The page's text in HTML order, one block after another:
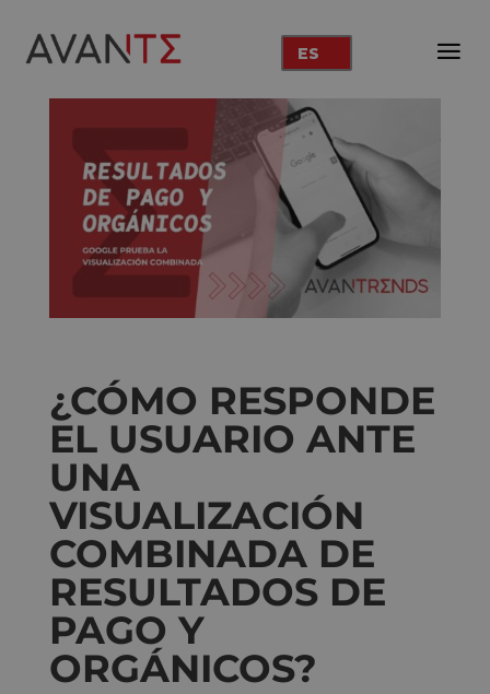
ES
¿CÓMO RESPONDE
EL USUARIO ANTE
UNA
VISUALIZACIÓN
COMBINADA DE
RESULTADOS DE
PAGO Y
ORGÁNICOS?